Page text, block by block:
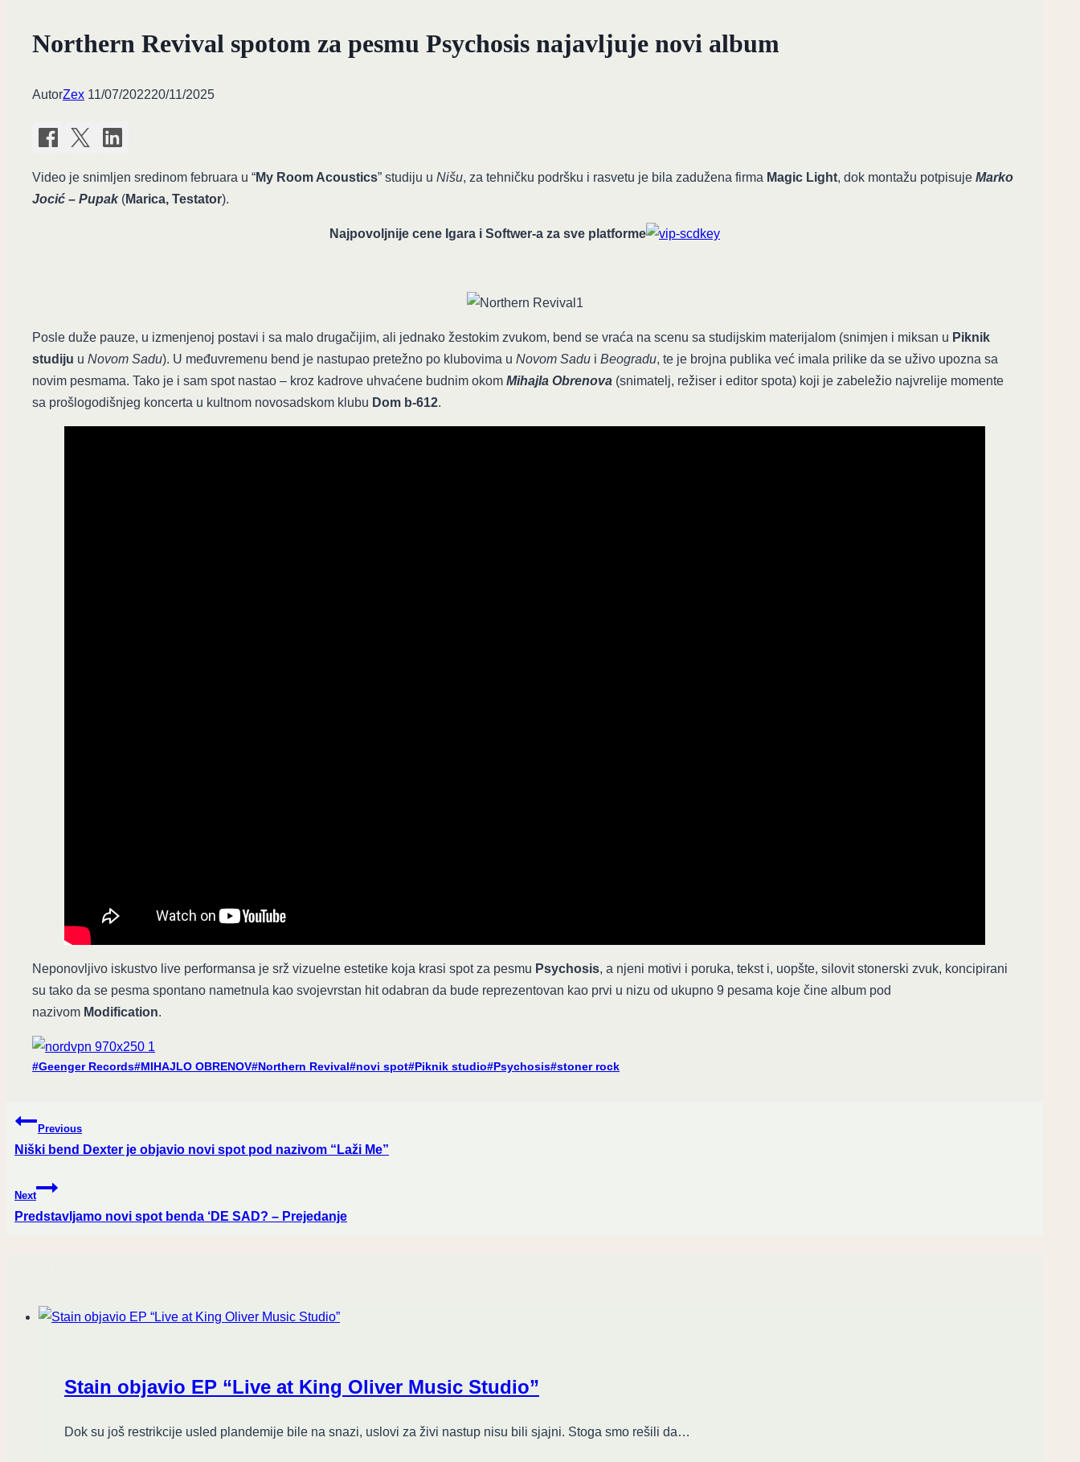
Northern Revival spotom za pesmu Psychosis najavljuje novi album
AutorZex 11/07/202220/11/2025
Video je snimljen sredinom februara u “My Room Acoustics” studiju u Nišu, za tehničku podršku i rasvetu je bila zadužena firma Magic Light, dok montažu potpisuje Marko
Jocić – Pupak(Marica, Testator).
Najpovoljnije cene Igara i Softwer-a za sve platforme
Posle duže pauze, u izmenjenoj postavi i sa malo drugačijim, ali jednako žestokim zvukom, bend se vraća na scenu sa studijskim materijalom (snimjen i miksan u Piknik
studiju u Novom Sadu). U međuvremenu bend je nastupao pretežno po klubovima u Novom Sadu i Beogradu, te je brojna publika već imala prilike da se uživo upozna sa
novim pesmama. Tako je i sam spot nastao – kroz kadrove uhvaćene budnim okom Mihajla Obrenova (snimatelj, režiser i editor spota) koji je zabeležio najvrelije momente
sa prošlogodišnjeg koncerta u kultnom novosadskom klubu Dom b-612.
Neponovljivo iskustvo live performansa je srž vizuelne estetike koja krasi spot za pesmu Psychosis, a njeni motivi i poruka, tekst i, uopšte, silovit stonerski zvuk, koncipirani
su tako da se pesma spontano nametnula kao svojevrstan hit odabran da bude reprezentovan kao prvi u nizu od ukupno 9 pesama koje čine album pod
nazivom Modification.
Post
#Geenger Records#MIHAJLO OBRENOV#Northern Revival#novi spot#Piknik studio#Psychosis#stoner rock
Post
navigation
Previous
Niški bend Dexter je objavio novi spot pod nazivom “Laži Me”
Next
Predstavljamo novi spot benda ‘DE SAD? – Prejedanje
Stain objavio EP “Live at King Oliver Music Studio”
Dok su još restrikcije usled plandemije bile na snazi, uslovi za živi nastup nisu bili sjajni. Stoga smo rešili da…